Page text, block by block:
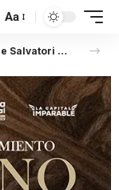
Aa
Sheinbaum pide a Morena resolver caso de Salvatori y Palomares